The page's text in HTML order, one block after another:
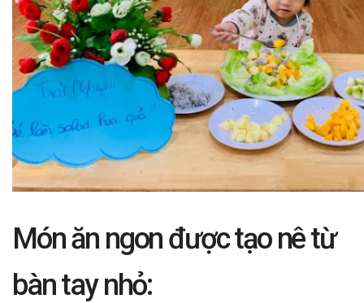
Món ăn ngon được tạo nê từ
bàn tay nhỏ: